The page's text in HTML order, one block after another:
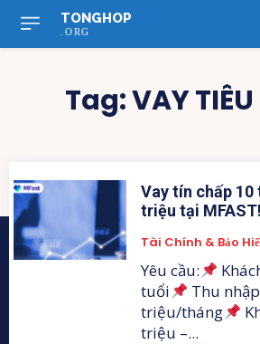
TONGHOP
.ORG
Tag:VAY
Vay tín chấp 10
triệu tại MFAST!
Tài Chính & Bảo
Yêu cầu:
tuổi
Thu
triệu/tháng
triệu –...